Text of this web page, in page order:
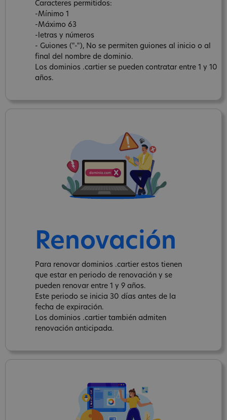
Caracteres permitidos:
-Mínimo 1
-Máximo 63
-letras y números
- Guiones ("-"), No se permiten guiones al inicio o al
final del nombre de dominio.
Los dominios .cartier se pueden contratar entre 1 y 10
años.
Renovación
Para renovar dominios .cartier estos tienen
que estar en periodo de renovación y se
pueden renovar entre 1 y 9 años.
Este periodo se inicia 30 días antes de la
fecha de expiración.
Los dominios .cartier también admiten
renovación anticipada.